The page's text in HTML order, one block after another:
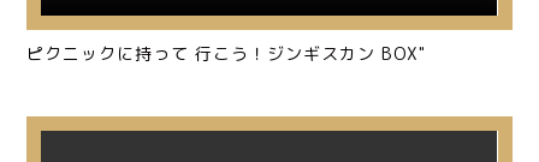
ピクニックに持って 行こう！ジンギスカン BOX"